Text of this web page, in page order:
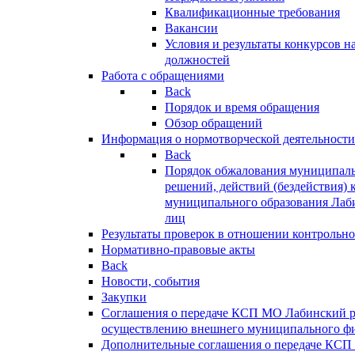
Квалификационные требования
Вакансии
Условия и результаты конкурсов
должностей
Работа с обращениями
Back
Порядок и время обращения
Обзор обращений
Информация о нормотворческой деятельности
Back
Порядок обжалования
решений, действий (бездействия)
муниципального образования
лиц
Результаты проверок в отношении
Нормативно-правовые акты
Back
Новости, события
Закупки
Соглашения о передаче КСП МО Лабинский
осуществлению внешнего муниципального
Дополнительные соглашения о передаче